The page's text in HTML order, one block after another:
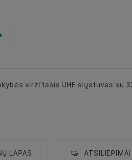
virzītasis UHF siųstuvas su
LAPAS ATSILIEPIMAI